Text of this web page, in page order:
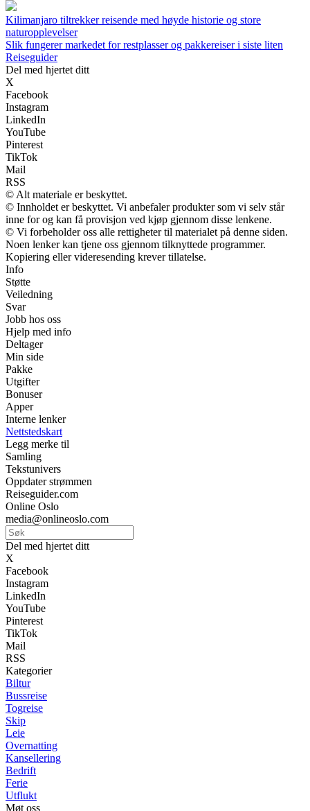
Kilimanjaro tiltrekker reisende med høyde historie og store
naturopplevelser
Slik fungerer markedet for restplasser og pakkereiser i siste liten
Reiseguider
Del med hjertet ditt
X
Facebook
Instagram
LinkedIn
YouTube
Pinterest
TikTok
Mail
RSS
© Alt materiale er beskyttet.
© Innholdet er beskyttet. Vi anbefaler produkter som vi selv står
inne for og kan få provisjon ved kjøp gjennom disse lenkene.
© Vi forbeholder oss alle rettigheter til materialet på denne siden.
Noen lenker kan tjene oss gjennom tilknyttede programmer.
Kopiering eller videresending krever tillatelse.
Info
Støtte
Veiledning
Svar
Jobb hos oss
Hjelp med info
Deltager
Min side
Pakke
Utgifter
Bonuser
Apper
Interne lenker
Nettstedskart
Legg merke til
Samling
Tekstunivers
Oppdater strømmen
Reiseguider.com
Online Oslo
media@onlineoslo.com
Del med hjertet ditt
X
Facebook
Instagram
LinkedIn
YouTube
Pinterest
TikTok
Mail
RSS
Kategorier
Biltur
Bussreise
Togreise
Skip
Leie
Overnatting
Kansellering
Bedrift
Ferie
Utflukt
Møt oss